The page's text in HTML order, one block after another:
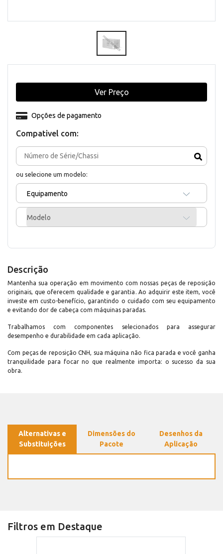
Compativel com:
ou selecione um modelo:
Equipamento
Modelo
Opções de pagamento
Ver Preço
Descrição
Mantenha sua operação em movimento com nossas peças de reposição
originais, que oferecem qualidade e garantia. Ao adquirir este item, você
investe em custo-benefício, garantindo o cuidado com seu equipamento
e evitando dor de cabeça com máquinas paradas.
Trabalhamos com componentes selecionados para assegurar
desempenho e durabilidade em cada aplicação.
Com peças de reposição CNH, sua máquina não fica parada e você ganha
tranquilidade para focar no que realmente importa: o sucesso da sua
obra.
Alternativas e
Substituições
Dimensões do
Pacote
Desenhos da
Aplicação
Filtros em Destaque